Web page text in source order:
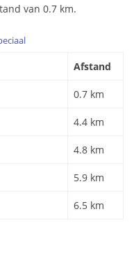
van 0.7 km.
Afstand
0.7 km
4.4 km
4.8 km
5.9 km
6.5 km